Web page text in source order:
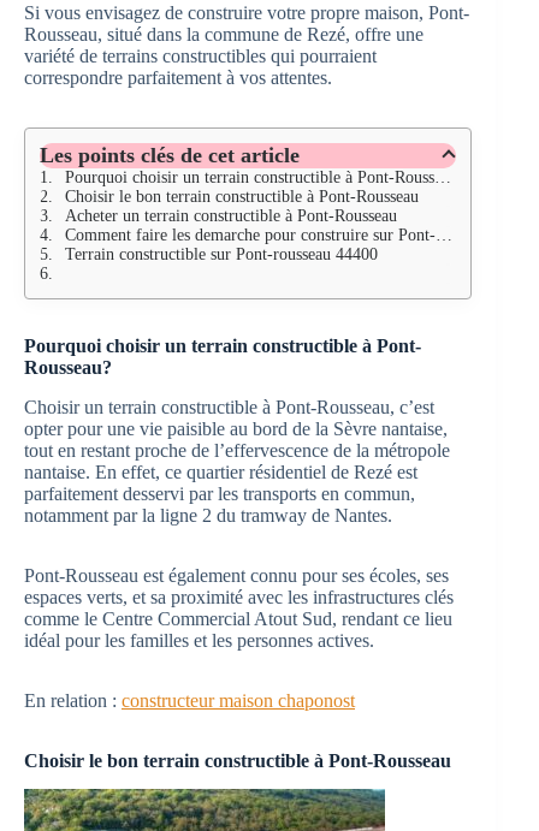
Si vous envisagez de construire votre propre maison, Pont-
Rousseau, situé dans la commune de Rezé, offre une
variété de terrains constructibles qui pourraient
correspondre parfaitement à vos attentes.
Les points clés de cet article
Pourquoi choisir un terrain constructible à Pont-Rousseau?
Choisir le bon terrain constructible à Pont-Rousseau
Acheter un terrain constructible à Pont-Rousseau
Comment faire les demarche pour construire sur Pont-rousseau 44400
Terrain constructible sur Pont-rousseau 44400
Pourquoi choisir un terrain constructible à Pont-
Rousseau?
Choisir un terrain constructible à Pont-Rousseau, c’est
opter pour une vie paisible au bord de la Sèvre nantaise,
tout en restant proche de l’effervescence de la métropole
nantaise. En effet, ce quartier résidentiel de Rezé est
parfaitement desservi par les transports en commun,
notamment par la ligne 2 du tramway de Nantes.
Pont-Rousseau est également connu pour ses écoles, ses
espaces verts, et sa proximité avec les infrastructures clés
comme le Centre Commercial Atout Sud, rendant ce lieu
idéal pour les familles et les personnes actives.
En relation : constructeur maison chaponost
Choisir le bon terrain constructible à Pont-Rousseau